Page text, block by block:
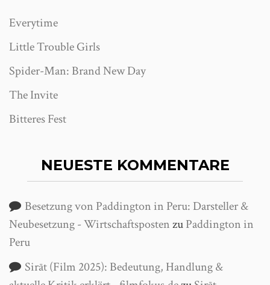
Everytime
Little Trouble Girls
Spider-Man: Brand New Day
The Invite
Bitteres Fest
NEUESTE KOMMENTARE
Besetzung von Paddington in Peru: Darsteller &
Neubesetzung - WirtschaftspostenzuPaddington in
Peru
Sirāt (Film 2025): Bedeutung, Handlung &